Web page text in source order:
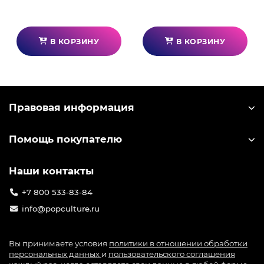
победитель проходит в следующий тур.
В КОРЗИНУ В КОРЗИНУ
Правовая информация
Помощь покупателю
Наши контакты
+7 800 533-83-84
info@popculture.ru
Вы принимаете условия политики в отношении обработки
персональных данных и пользовательского соглашения